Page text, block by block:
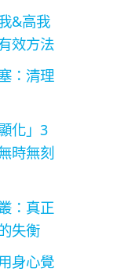
&高我
效方法
：清理
化」3
時無刻
：真正
失衡
身心覺